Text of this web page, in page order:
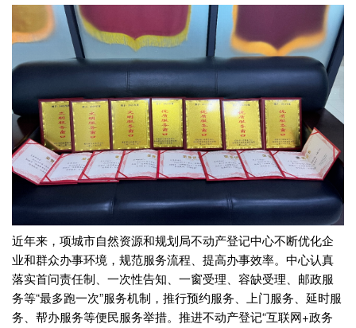
近年来，项城市自然资源和规划局不动产登记中心不断优化企
业和群众办事环境，规范服务流程、提高办事效率。中心认真
落实首问责任制、一次性告知、一窗受理、容缺受理、邮政服
务等“最多跑一次”服务机制，推行预约服务、上门服务、延时服
务、帮办服务等便民服务举措。推进不动产登记“互联网+政务